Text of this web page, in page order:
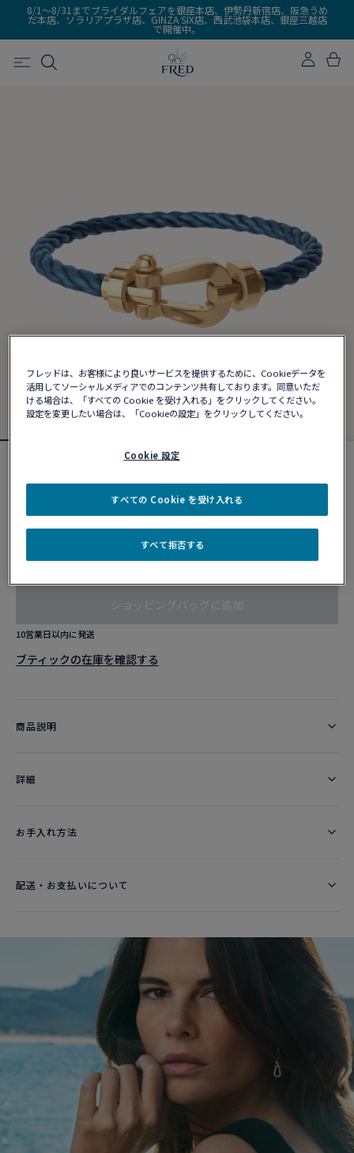
8/1～8/31までブライダルフェアを銀座本店、伊勢丹新宿店、阪急うめ
だ本店、ソラリアプラザ店、GINZA SIX店、西武池袋本店、銀座三越店
で開催中。
#FREDxRolandGarros
¥ 583,880
カスタマイズ
10営業日以内に発送
ブティックの在庫を確認する​
商品説明
詳細​
お手入れ方法
配送・お支払いについて
フレッドは、お客様により良いサービスを提供するために、Cookieデータを
活用してソーシャルメディアでのコンテンツ共有しております。同意いただ
ける場合は、「すべての Cookie を受け入れる」をクリックしてください。
設定を変更したい場合は、「Cookieの設定」をクリックしてください。
Cookie 設定
すべて拒否する
すべての Cookie を受け入れる